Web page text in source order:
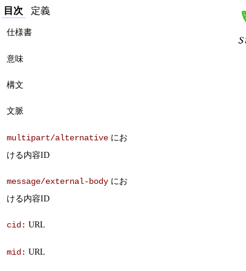
目次 定義
仕様書
意味
構文
文脈
multipart/alternativeにお
ける内容ID
message/external-bodyにお
ける内容ID
cid: URL
mid: URL